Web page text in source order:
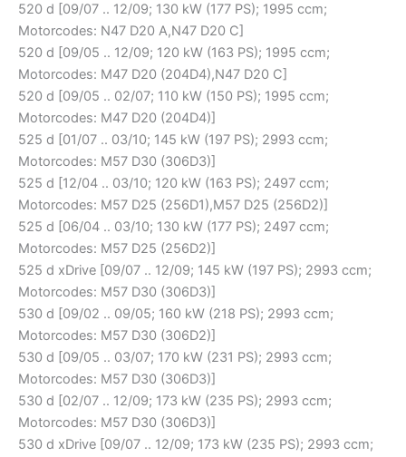
520 d [09/07 .. 12/09; 130 kW (177 PS); 1995 ccm;
Motorcodes: N47 D20 A,N47 D20 C]
520 d [09/05 .. 12/09; 120 kW (163 PS); 1995 ccm;
Motorcodes: M47 D20 (204D4),N47 D20 C]
520 d [09/05 .. 02/07; 110 kW (150 PS); 1995 ccm;
Motorcodes: M47 D20 (204D4)]
525 d [01/07 .. 03/10; 145 kW (197 PS); 2993 ccm;
Motorcodes: M57 D30 (306D3)]
525 d [12/04 .. 03/10; 120 kW (163 PS); 2497 ccm;
Motorcodes: M57 D25 (256D1),M57 D25 (256D2)]
525 d [06/04 .. 03/10; 130 kW (177 PS); 2497 ccm;
Motorcodes: M57 D25 (256D2)]
525 d xDrive [09/07 .. 12/09; 145 kW (197 PS); 2993 ccm;
Motorcodes: M57 D30 (306D3)]
530 d [09/02 .. 09/05; 160 kW (218 PS); 2993 ccm;
Motorcodes: M57 D30 (306D2)]
530 d [09/05 .. 03/07; 170 kW (231 PS); 2993 ccm;
Motorcodes: M57 D30 (306D3)]
530 d [02/07 .. 12/09; 173 kW (235 PS); 2993 ccm;
Motorcodes: M57 D30 (306D3)]
530 d xDrive [09/07 .. 12/09; 173 kW (235 PS); 2993 ccm;